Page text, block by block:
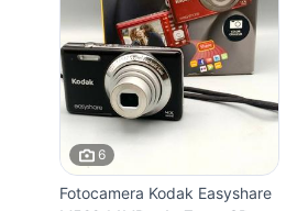
6
Fotocamera Kodak Easyshare